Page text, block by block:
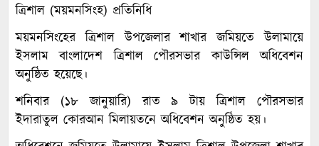
ত্রিশাল (ময়মনসিংহ) প্রতিনিধি
ময়মনসিংহের ত্রিশাল উপজেলার শাখার জমিয়তে উলামায়ে
ইসলাম বাংলাদেশ ত্রিশাল পৌরসভার কাউন্সিল অধিবেশন
অনুষ্ঠিত হয়েছে।
শনিবার (১৮ জানুয়ারি) রাত ৯ টায় ত্রিশাল পৌরসভার
ইদারাতুল কোরআন মিলায়তনে অধিবেশন অনুষ্ঠিত হয়।